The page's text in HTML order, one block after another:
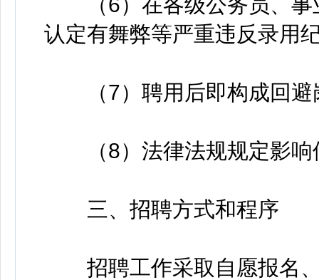
认定有舞弊等严重违反录用
（7）聘用后即构成回避
（8）法律法规规定影响
三、招聘方式和程序
招聘工作采取自愿报名、